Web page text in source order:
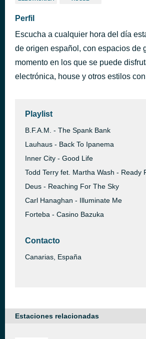
Perfil
Escucha a cualquier hora del día
de origen español, con espacios de
momento en los que se puede
electrónica, house y otros estilos
Playlist
B.F.A.M. - The Spank Bank
Lauhaus - Back To Ipanema
Inner City - Good Life
Todd Terry fet. Martha Wash - Ready
Deus - Reaching For The Sky
Carl Hanaghan - Illuminate Me
Forteba - Casino Bazuka
Contacto
Canarias, España
Estaciones relacionadas